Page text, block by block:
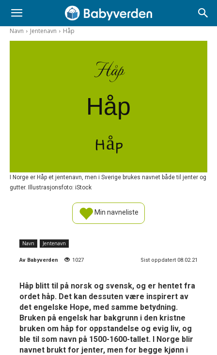
Navn Jentenavn Håp
Håp
Håp
Håp
I Norge er Håp et jentenavn, men i Sverige brukes navnet både til jenter og
gutter. Illustrasjonsfoto: iStock
Min navneliste
Navn Jentenavn
Av Babyverden 1027 Sist oppdatert 08.02.21
Håp blitt til på norsk og svensk, og er hentet fra
ordet håp. Det kan dessuten være inspirert av
det engelske Hope, med samme betydning.
Bruken på engelsk har bakgrunn i den kristne
bruken om håp for oppstandelse og evig liv, og
ble til som navn på 1500-1600-tallet. I Norge blir
navnet brukt for jenter, men for begge kjønn i